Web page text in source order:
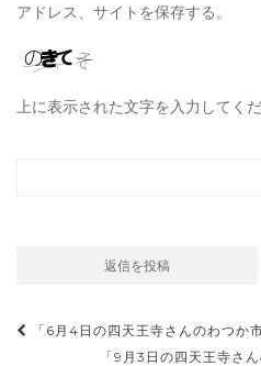
アドレス、サイトを保存する。
上に表示された文字を入力してくだ
投「6月4日の四天王寺さんのわつか
「9月3日の四天王寺さ